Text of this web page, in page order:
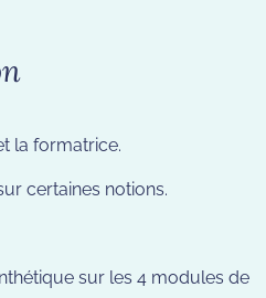
la formatrice.
certaines notions.
sur les 4 modules de